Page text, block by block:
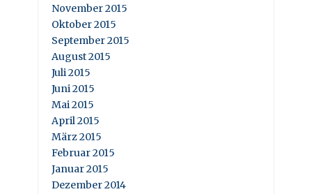
November 2015
Oktober 2015
September 2015
August 2015
Juli 2015
Juni 2015
Mai 2015
April 2015
März 2015
Februar 2015
Januar 2015
Dezember 2014